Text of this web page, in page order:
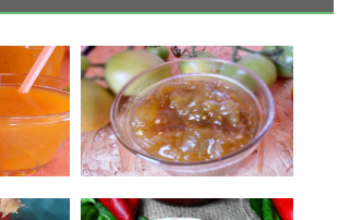
Dulceata de gogonele